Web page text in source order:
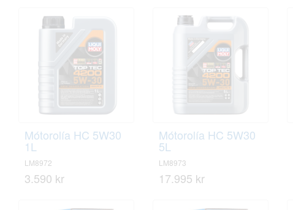
Mótorolía HC 5W30
1L
LM8972
3.590 kr
Mótorolía HC 5W30
5L
LM8973
17.995 kr